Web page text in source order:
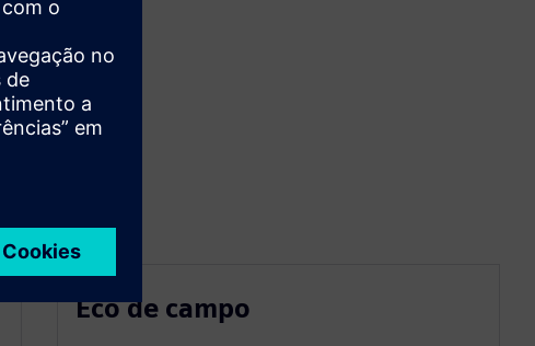
Eco de campo